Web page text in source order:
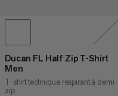
Ducan FL Half Zip T-Shirt
Men
T-shirt technique respirant à demi-
zip